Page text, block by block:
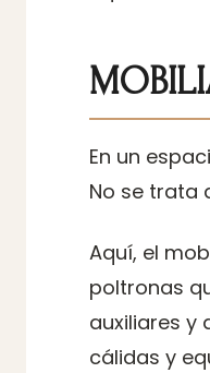
En un
No se trata
Aquí, el
poltronas
auxiliares y
cálidas y